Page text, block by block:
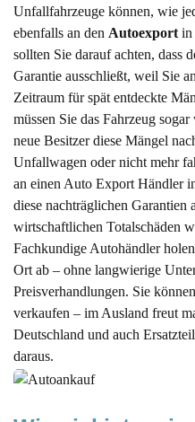
Unfallfahrzeuge können, wie
ebenfalls an den Autoexport in
sollten Sie darauf achten, dass
Garantie ausschließt, weil Sie
Zeitraum für spät entdeckte
müssen Sie das Fahrzeug
neue Besitzer diese Mängel
Unfallwagen oder nicht mehr
an einen Auto Export Händler
diese nachträglichen Garantien
wirtschaftlichen Totalschäden
Fachkundige Autohändler
Ort ab – ohne langwierige
Preisverhandlungen. Sie
verkaufen – im Ausland freut
Deutschland und auch
daraus.